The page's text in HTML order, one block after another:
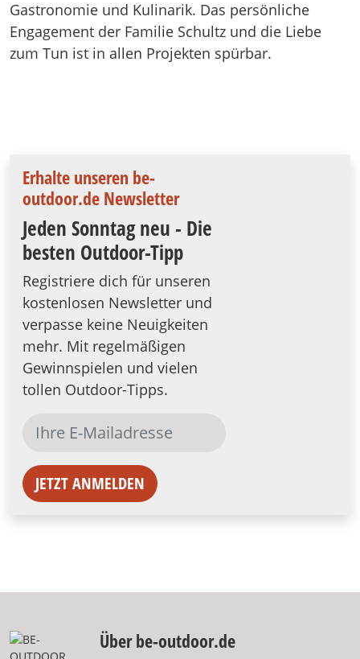
Gastronomie und Kulinarik. Das persönliche
Engagement der Familie Schultz und die Liebe
zum Tun ist in allen Projekten spürbar.
Erhalte unseren be-
outdoor.de Newsletter
Jeden Sonntag neu - Die
besten Outdoor-Tipp
Registriere dich für unseren
kostenlosen Newsletter und
verpasse keine Neuigkeiten
mehr. Mit regelmäßigen
Gewinnspielen und vielen
tollen Outdoor-Tipps.
JETZT ANMELDEN
Über be-outdoor.de